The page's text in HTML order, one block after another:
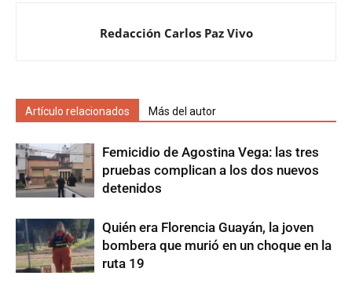
Redacción Carlos Paz Vivo
Artículo relacionados Más del autor
Femicidio de Agostina Vega: las tres
pruebas complican a los dos nuevos
detenidos
Quién era Florencia Guayán, la joven
bombera que murió en un choque en la
ruta 19